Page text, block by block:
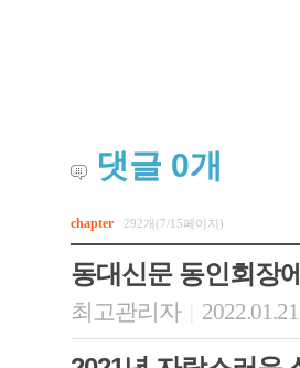
댓글 0개
chapter 292개(7/15페이지)
동대신문 동인회장
최고관리자